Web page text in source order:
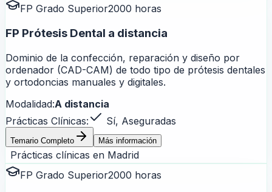
FP Grado Superior2000 horas
FP Prótesis Dental a distancia
Dominio de la confección, reparación y diseño por
ordenador (CAD-CAM) de todo tipo de prótesis dentales
y ortodoncias manuales y digitales.
Modalidad:A distancia
Prácticas Clínicas:
Sí, Aseguradas
Temario Completo Más información
Prácticas clínicas en Madrid
FP Grado Superior2000 horas